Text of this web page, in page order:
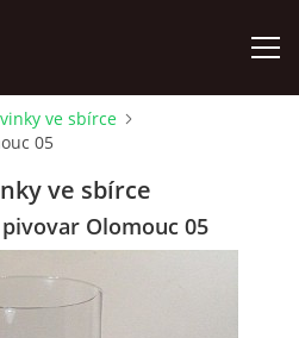
ve sbírce
05
ve sbírce
Olomouc 05